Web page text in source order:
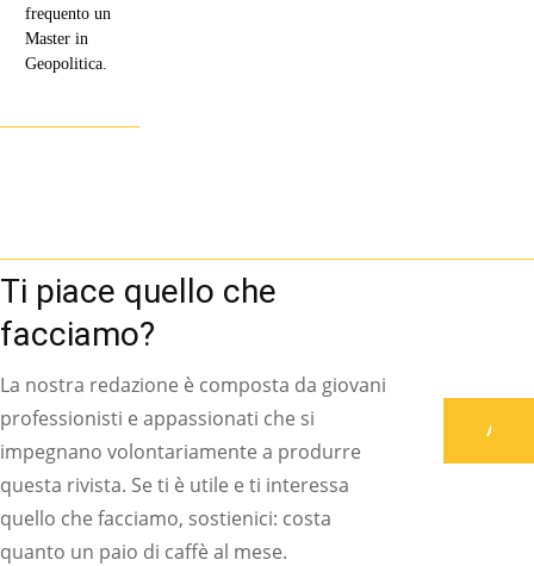
frequento un
Master in
Geopolitica.
Ti piace quello che
facciamo?
La nostra redazione è composta da giovani
professionisti e appassionati che si
impegnano volontariamente a produrre
questa rivista. Se ti è utile e ti interessa
quello che facciamo, sostienici: costa
quanto un paio di caffè al mese.